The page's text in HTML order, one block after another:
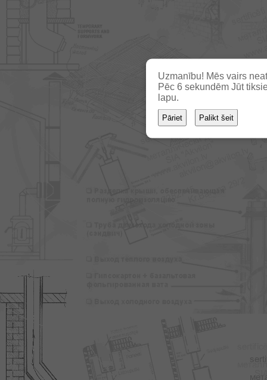
Uzmanību! Mēs vairs
Pēc 5 sekundēm Jūt
lapu.
Pāriet Palikt šeit